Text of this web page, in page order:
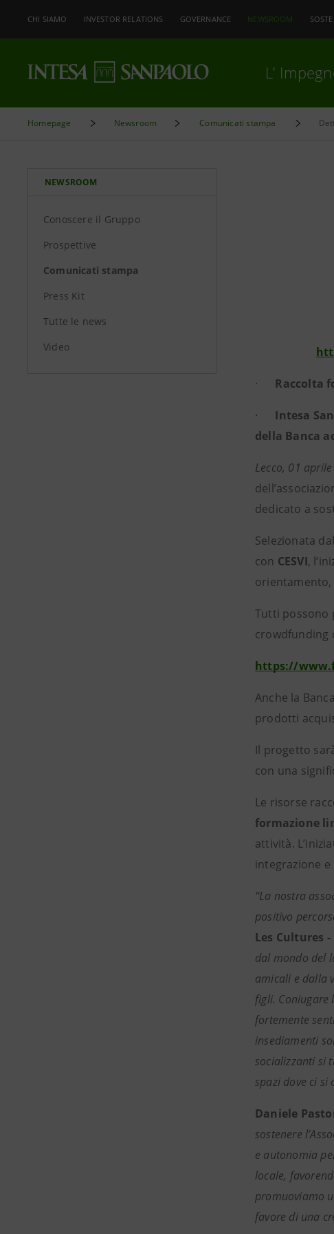
CHI SIAMO INVESTOR RELATIONS GOVERNANCE NEWSROOM
L’
Homepage Newsroom Comunicati stampa
NEWSROOM
Conoscere il Gruppo
Prospettive
Comunicati stampa
Press Kit
Tutte le news
Video
· Raccolta
· Intesa
della Banca
Lecco, 01
dedicato a
Selezionata
con CESVI,
orientamento,
Tutti possono
crowdfunding
https://
Anche la Banca
prodotti
Il progetto
con una
Le risorse
formazione
attività.
integrazione
“La nostra
positivo
Les Cultures
dal mondo del
amicali e dalla
figli. Coniugare
fortemente
insediamenti
socializzanti si
spazi dove ci si
Daniele
sostenere
e autonomia
locale,
promuoviamo
favore di una